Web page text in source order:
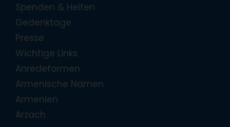
Spenden & Helfen
Gedenktage
Presse
Wichtige Links
Anredeformen
Armenische Namen
Armenien
Arzach